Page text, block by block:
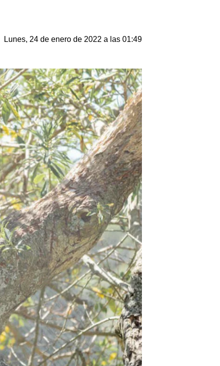
Lunes, 24 de enero de 2022 a las 01:49